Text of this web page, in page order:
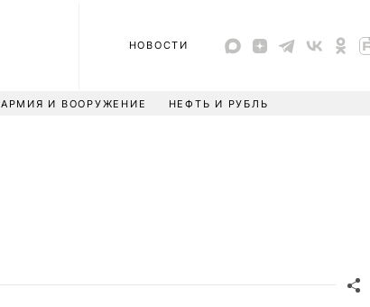
НОВОСТИ
АРМИЯ И ВООРУЖЕНИЕ НЕФТЬ И РУБЛЬ